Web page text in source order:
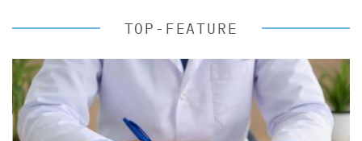
TOP-FEATURE